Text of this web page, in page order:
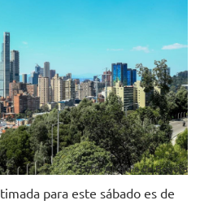
Foto: Alcaldía de Bogotá
para este sábado es de